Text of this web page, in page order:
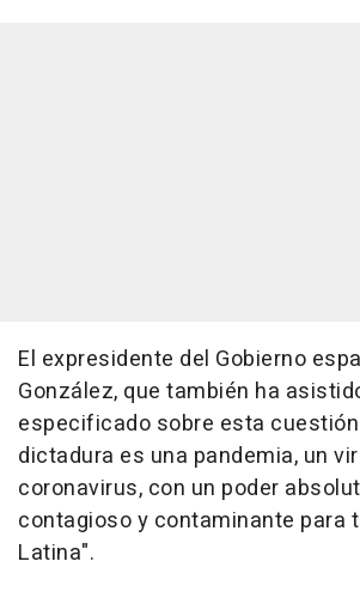
El expresidente del Gobierno
González, que también ha
especificado sobre esta
dictadura es una pandemia, un
coronavirus, con un poder
contagioso y contaminante para
Latina".